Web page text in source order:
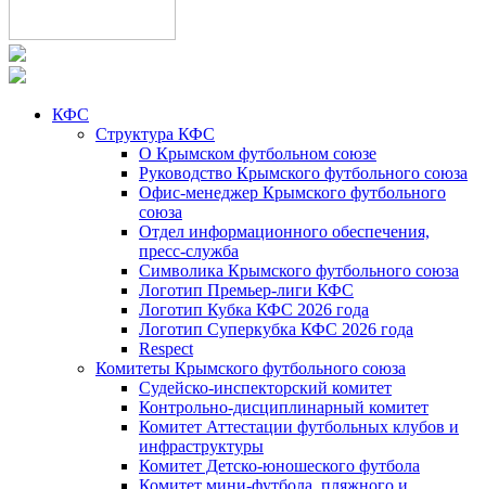
КФС
Структура КФС
О Крымском футбольном союзе
Руководство Крымского футбольного союза
Офис-менеджер Крымского футбольного
союза
Отдел информационного обеспечения,
пресс-служба
Символика Крымского футбольного союза
Логотип Премьер-лиги КФС
Логотип Кубка КФС 2026 года
Логотип Суперкубка КФС 2026 года
Respect
Комитеты Крымского футбольного союза
Судейско-инспекторский комитет
Контрольно-дисциплинарный комитет
Комитет Аттестации футбольных клубов и
инфраструктуры
Комитет Детско-юношеского футбола
Комитет мини-футбола, пляжного и